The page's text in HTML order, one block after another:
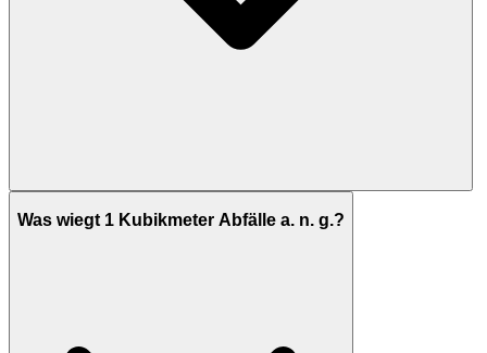
Was wiegt 1 Kubikmeter Abfälle a. n. g.?